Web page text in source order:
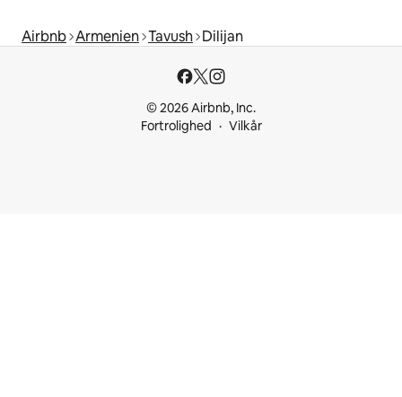
Airbnb Armenien Tavush Dilijan
© 2026 Airbnb, Inc.
Fortrolighed
Vilkår